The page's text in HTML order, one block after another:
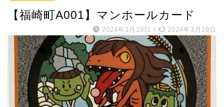
【福崎町A001】マンホールカード
2024年3月19日 / 2024年3月19日